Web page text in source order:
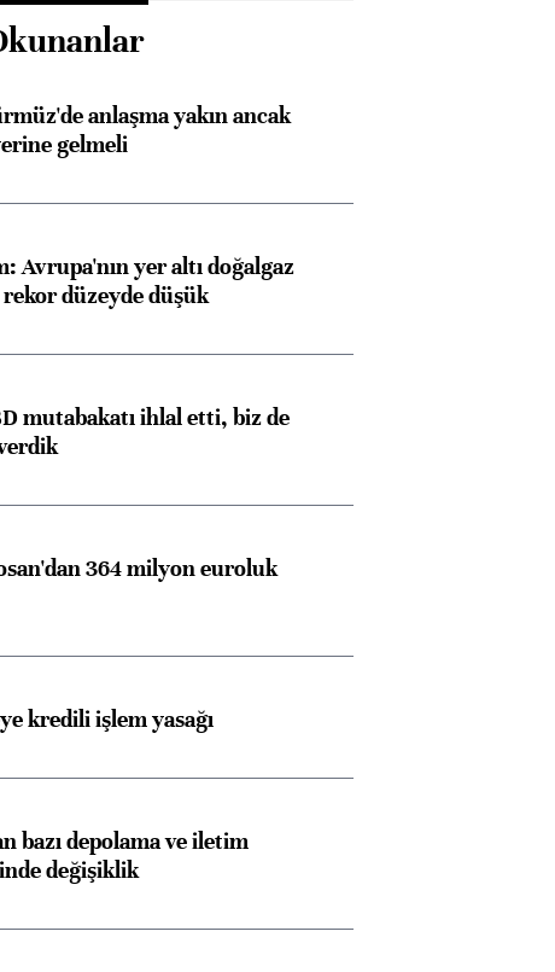
konusunda Unicredit ile
anlaşma yakın ancak
gelmeli
Avrupa'nın yer altı doğalgaz
rekor düzeyde düşük
mutabakatı ihlal etti, biz de
364 milyon euroluk
kredili işlem yasağı
bazı depolama ve iletim
değişiklik